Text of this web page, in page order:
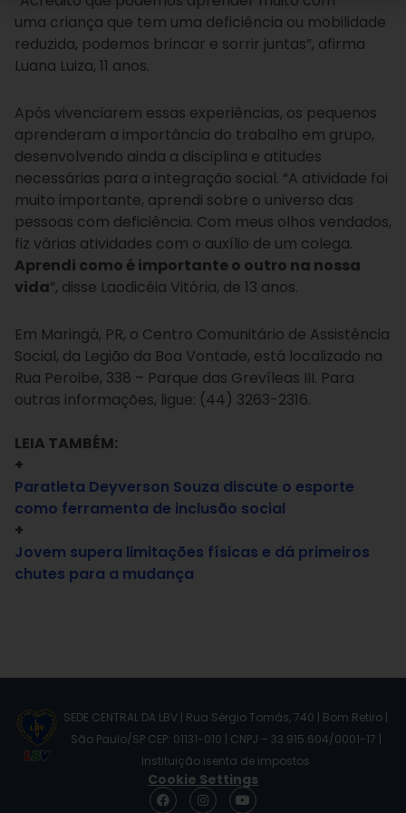
uma criança que tem uma deficiência ou mobilidade
reduzida, podemos brincar e sorrir juntas”, afirma
Luana Luiza, 11 anos.
Após vivenciarem essas experiências, os pequenos
aprenderam a importância do trabalho em grupo,
desenvolvendo ainda a disciplina e atitudes
necessárias para a integração social. “A atividade foi
muito importante, aprendi sobre o universo das
pessoas com deficiência. Com meus olhos vendados,
fiz várias atividades com o auxílio de um colega.
Aprendi como é importante o outro na nossa
vida”, disse Laodicéia Vitória, de 13 anos.
Em Maringá, PR, o Centro Comunitário de Assistência
Social, da Legião da Boa Vontade, está localizado na
Rua Peroibe, 338 – Parque das Grevíleas III. Para
outras informações, ligue: (44) 3263-2316.
LEIA TAMBÉM:
+
Paratleta Deyverson Souza discute o esporte
como ferramenta de inclusão social
+
Jovem supera limitações físicas e dá primeiros
chutes para a mudança
SEDE CENTRAL DA LBV | Rua Sérgio Tomás, 740 | Bom Retiro |
São Paulo/SP CEP: 01131-010 | CNPJ – 33.915.604/0001-17 |
Instituição isenta de impostos
Cookie Settings
F
a
I
n
Y
o